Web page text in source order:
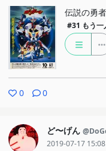
伝説の勇
#31 もう
0 0
ど〜げん
2019-07-17 15:08